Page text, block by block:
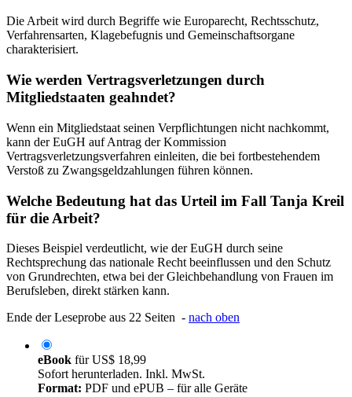
Die Arbeit wird durch Begriffe wie Europarecht, Rechtsschutz,
Verfahrensarten, Klagebefugnis und Gemeinschaftsorgane
charakterisiert.
Wie werden Vertragsverletzungen durch
Mitgliedstaaten geahndet?
Wenn ein Mitgliedstaat seinen Verpflichtungen nicht nachkommt,
kann der EuGH auf Antrag der Kommission
Vertragsverletzungsverfahren einleiten, die bei fortbestehendem
Verstoß zu Zwangsgeldzahlungen führen können.
Welche Bedeutung hat das Urteil im Fall Tanja Kreil
für die Arbeit?
Dieses Beispiel verdeutlicht, wie der EuGH durch seine
Rechtsprechung das nationale Recht beeinflussen und den Schutz
von Grundrechten, etwa bei der Gleichbehandlung von Frauen im
Berufsleben, direkt stärken kann.
Ende der Leseprobe aus 22 Seiten - nach oben
eBook fürUS$ 18,99
Sofort herunterladen. Inkl. MwSt.
Format: PDF und ePUB – für alle Geräte